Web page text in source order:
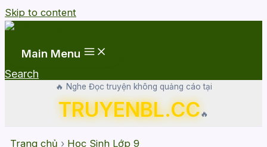
Skip to content
Main Menu
Search
🔥 Nghe Đọc truyện không quảng cáo tại
TRUYENBL.CC🔥
Trang chủ › Học Sinh Lớp 9